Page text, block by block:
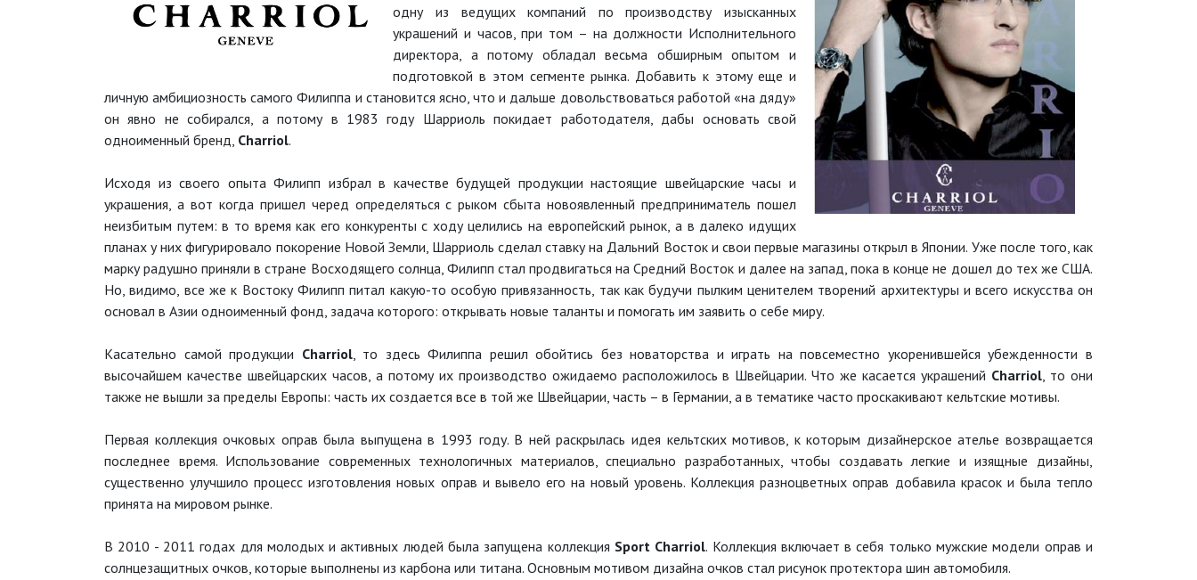
одну из ведущих компаний по производству изысканных
украшений и часов, при том – на должности Исполнительного
директора, а потому обладал весьма обширным опытом и
подготовкой в этом сегменте рынка. Добавить к этому еще и
личную амбициозность самого Филиппа и становится ясно, что и дальше довольствоваться работой «на дяду»
он явно не собирался, а потому в 1983 году Шарриоль покидает работодателя, дабы основать свой
одноименный бренд, Charriol.
Исходя из своего опыта Филипп избрал в качестве будущей продукции настоящие швейцарские часы и
украшения, а вот когда пришел черед определяться с рыком сбыта новоявленный предприниматель пошел
неизбитым путем: в то время как его конкуренты с ходу целились на европейский рынок, а в далеко идущих
планах у них фигурировало покорение Новой Земли, Шарриоль сделал ставку на Дальний Восток и свои первые магазины открыл в Японии. Уже после того, как
марку радушно приняли в стране Восходящего солнца, Филипп стал продвигаться на Средний Восток и далее на запад, пока в конце не дошел до тех же США.
Но, видимо, все же к Востоку Филипп питал какую-то особую привязанность, так как будучи пылким ценителем творений архитектуры и всего искусства он
основал в Азии одноименный фонд, задача которого: открывать новые таланты и помогать им заявить о себе миру.
Касательно самой продукции Charriol, то здесь Филиппа решил обойтись без новаторства и играть на повсеместно укоренившейся убежденности в
высочайшем качестве швейцарских часов, а потому их производство ожидаемо расположилось в Швейцарии. Что же касается украшений Charriol, то они
также не вышли за пределы Европы: часть их создается все в той же Швейцарии, часть – в Германии, а в тематике часто проскакивают кельтские мотивы.
Первая коллекция очковых оправ была выпущена в 1993 году. В ней раскрылась идея кельтских мотивов, к которым дизайнерское ателье возвращается
последнее время. Использование современных технологичных материалов, специально разработанных, чтобы создавать легкие и изящные дизайны,
существенно улучшило процесс изготовления новых оправ и вывело его на новый уровень. Коллекция разноцветных оправ добавила красок и была тепло
принята на мировом рынке.
В 2010 - 2011 годах для молодых и активных людей была запущена коллекция Sport Charriol. Коллекция включает в себя только мужские модели оправ и
солнцезащитных очков, которые выполнены из карбона или титана. Основным мотивом дизайна очков стал рисунок протектора шин автомобиля.